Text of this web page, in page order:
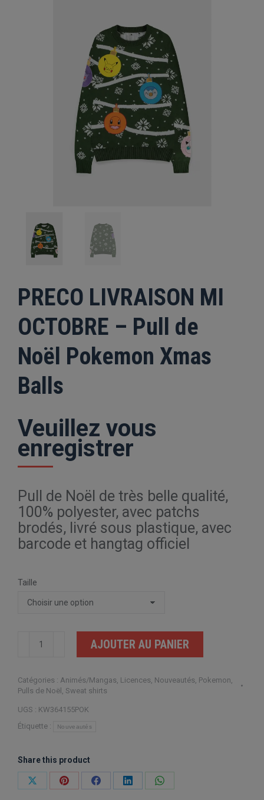
PRECO LIVRAISON MI
OCTOBRE – Pull de
Noël Pokemon Xmas
Balls
Veuillez vous
enregistrer
Pull de Noël de très belle qualité,
100% polyester, avec patchs
brodés, livré sous plastique, avec
barcode et hangtag officiel
Taille
quantité
LIVRAISON
OCTOBRE
-
de
Noël
AJOUTER AU PANIER
Catégories : Animés/Mangas Licences Nouveautés Pokemon
Pulls de Noël Sweat shirts
UGS : KW364155POK
Étiquette :
Nouveautés
Share this product
PartagerPartagerPartagerPartagerPartager